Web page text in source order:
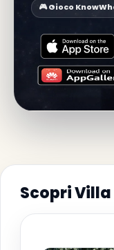
🎮 Gioco
Scopri